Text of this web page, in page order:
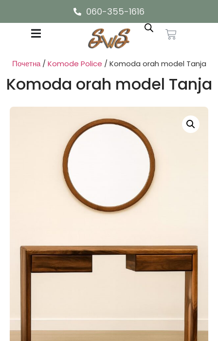
060-355-1616
Почетна/Komode Police / Komoda orah model Tanja
Komoda orah model Tanja